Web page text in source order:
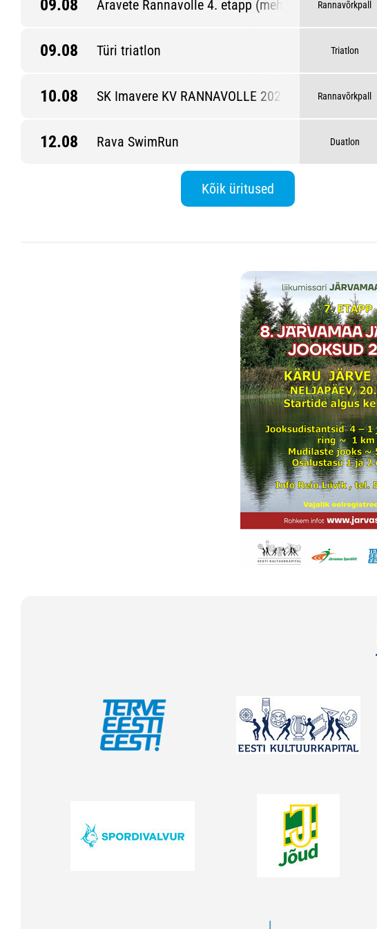
09.08 Aravete Rannavolle 4. etapp (mehed) Rannavõrkpall
09.08 Türi triatlon Triatlon
10.08 SK Imavere KV RANNAVOLLE 2026 6. etappRannavõrkpall
12.08 Rava SwimRun Duatlon
Kõik üritused